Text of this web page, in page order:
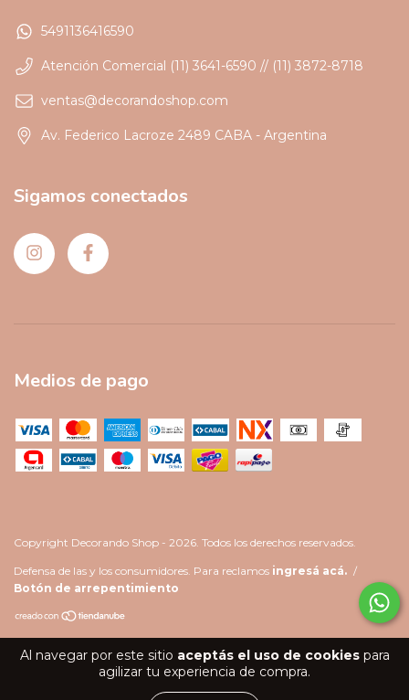
Al navegar por este sitio aceptás el uso de cookiespara
agilizar tu experiencia de compra.
5491136416590
Atención Comercial (11) 3641-6590 // (11) 3872-8718
ventas@decorandoshop.com
Av. Federico Lacroze 2489 CABA - Argentina
Sigamos conectados
Medios de pago
Copyright Decorando Shop - 2026. Todos los derechos reservados.
Defensa de las y los consumidores. Para reclamos ingresá acá. /
Botón de arrepentimiento